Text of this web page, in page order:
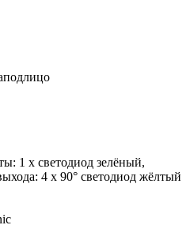
1 x светодиод зелёный,
4 x 90° светодиод жёлтый